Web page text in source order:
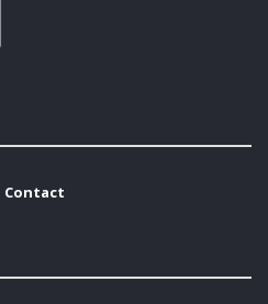
Contact